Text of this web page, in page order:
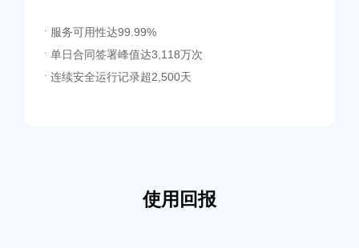
· 服务可用性达99.99%
· 单日合同签署峰值达3,118万次
· 连续安全运行记录超2,500天
使用回报